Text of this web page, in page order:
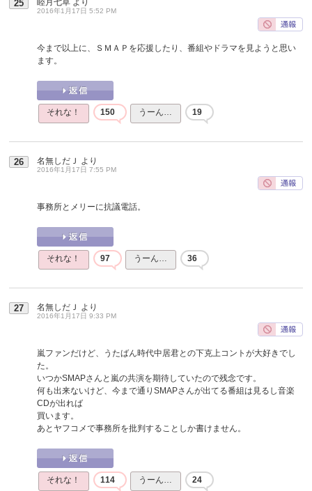
25
2016年1月17日 5:52 PM
今まで以上に、ＳＭＡＰを応援したり、番組やドラマを見ようと思い
ます。
それな！ 150 うーん… 19
26 名無しだＪ より
2016年1月17日 7:55 PM
事務所とメリーに抗議電話。
それな！ 97 うーん… 36
27 名無しだＪ より
2016年1月17日 9:33 PM
嵐ファンだけど、うたばん時代中居君との下克上コントが大好きでし
た。
いつかSMAPさんと嵐の共演を期待していたので残念です。
何も出来ないけど、今まで通りSMAPさんが出てる番組は見るし音楽
CDが出れば
買います。
あとヤフコメで事務所を批判することしか書けません。
それな！ 114 うーん… 24